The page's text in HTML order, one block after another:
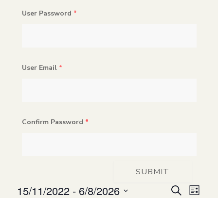
User Password *
User Email *
Confirm Password *
SUBMIT
Cerca Lista
15/11/2022 - 6/8/2026